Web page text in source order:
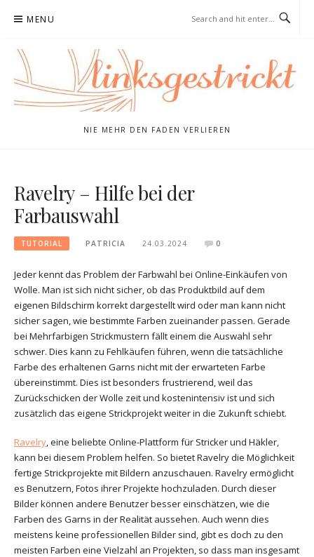
MENU
NIE MEHR DEN FADEN VERLIEREN
Ravelry – Hilfe bei der
Farbauswahl
TUTORIAL PATRICIA 24.03.2024 0
Jeder kennt das Problem der Farbwahl bei Online-Einkäufen von
Wolle. Man ist sich nicht sicher, ob das Produktbild auf dem
eigenen Bildschirm korrekt dargestellt wird oder man kann nicht
sicher sagen, wie bestimmte Farben zueinander passen. Gerade
bei Mehrfarbigen Strickmustern fällt einem die Auswahl sehr
schwer. Dies kann zu Fehlkäufen führen, wenn die tatsächliche
Farbe des erhaltenen Garns nicht mit der erwarteten Farbe
übereinstimmt. Dies ist besonders frustrierend, weil das
Zurückschicken der Wolle zeit und kostenintensiv ist und sich
zusätzlich das eigene Strickprojekt weiter in die Zukunft schiebt.
Ravelry, eine beliebte Online-Plattform für Stricker und Häkler,
kann bei diesem Problem helfen. So bietet Ravelry die Möglichkeit
fertige Strickprojekte mit Bildern anzuschauen. Ravelry ermöglicht
es Benutzern, Fotos ihrer Projekte hochzuladen. Durch dieser
Bilder können andere Benutzer besser einschätzen, wie die
Farben des Garns in der Realität aussehen. Auch wenn dies
meistens keine professionellen Bilder sind, gibt es doch zu den
meisten Farben eine Vielzahl an Projekten, so dass man insgesamt